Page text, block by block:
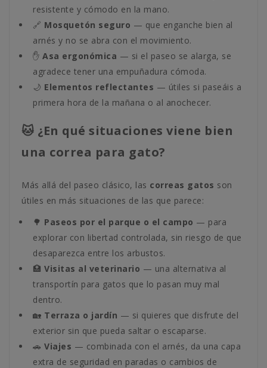
resistente y cómodo en la mano.
🔗 Mosquetón seguro — que enganche bien al
arnés y no se abra con el movimiento.
✋ Asa ergonómica — si el paseo se alarga, se
agradece tener una empuñadura cómoda.
🌙 Elementos reflectantes — útiles si paseáis a
primera hora de la mañana o al anochecer.
🐱 ¿En qué situaciones viene bien
una correa para gato?
Más allá del paseo clásico, las correas gatos son
útiles en más situaciones de las que parece:
🌳 Paseos por el parque o el campo — para
explorar con libertad controlada, sin riesgo de que
desaparezca entre los arbustos.
🏥 Visitas al veterinario — una alternativa al
transportín para gatos que lo pasan muy mal
dentro.
🏡 Terraza o jardín — si quieres que disfrute del
exterior sin que pueda saltar o escaparse.
🚗 Viajes — combinada con el arnés, da una capa
extra de seguridad en paradas o cambios de